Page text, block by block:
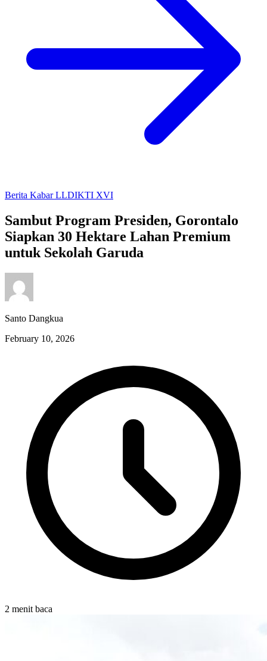
Berita Kabar LLDIKTI XVI
Sambut Program Presiden, Gorontalo
Siapkan 30 Hektare Lahan Premium
untuk Sekolah Garuda
Santo Dangkua
February 10, 2026
2 menit baca